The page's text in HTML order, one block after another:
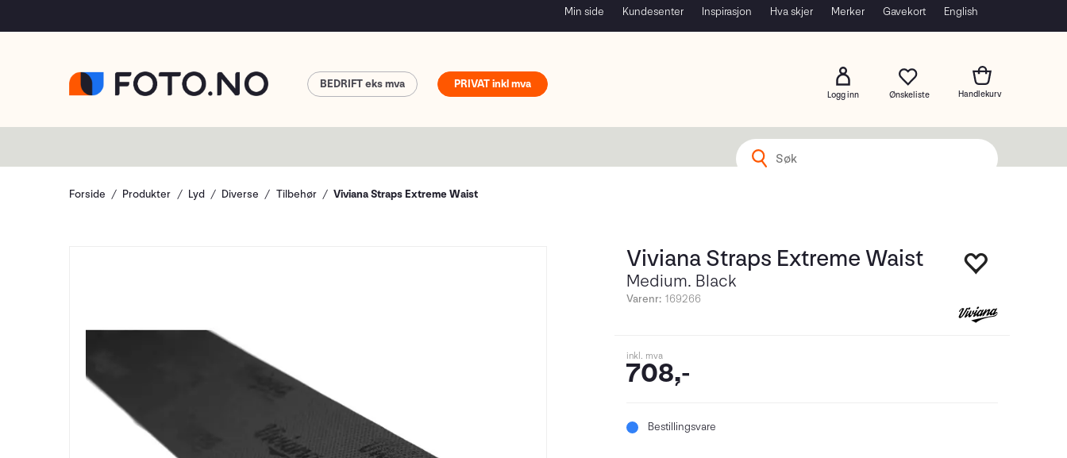
Min side Kundesenter Inspirasjon Hva skjer Merker Gavekort English
Logg inn
PRIVAT
BEDRIFT
Forside Produkter Lyd Diverse Tilbehør Viviana Straps Extreme Waist
Viviana Straps Extreme Waist
Medium. Black
Varenr: 169266
inkl. mva
708,-
Bestillingsvare